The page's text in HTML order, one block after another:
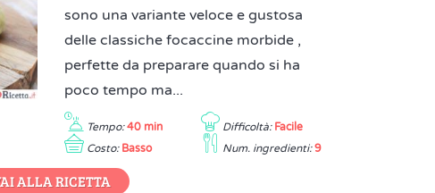
sono una variante veloce e gustosa
delle classiche focaccine morbide ,
perfette da preparare quando si ha
poco tempo ma...
Tempo: 40 min Difficoltà: Facile
Costo: Basso Num. ingredienti: 9
ALLA RICETTA